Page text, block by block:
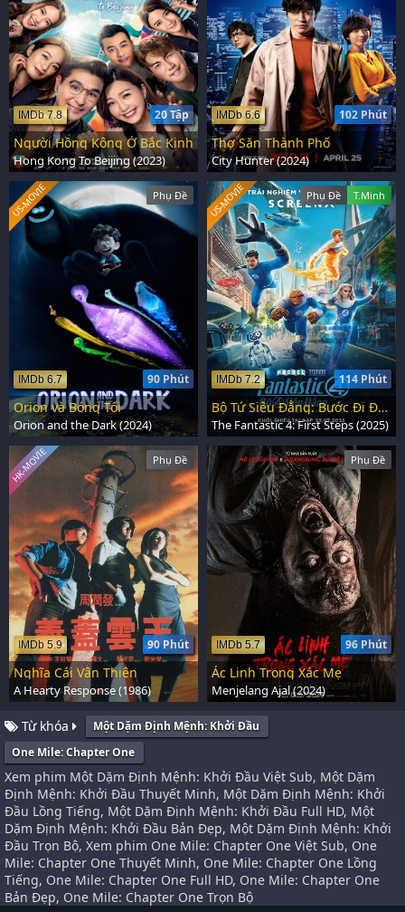
20 Tập
IMDb 7.8
Người Hồng Kông Ở Bắc Kinh
Hong Kong To Beijing (2023)
102 Phút
IMDb 6.6
Thợ Săn Thành Phố
City Hunter (2024)
Phụ Đề
90 Phút
IMDb 6.7
US-MOVIE
Orion và Bóng Tối
Orion and the Dark (2024)
Phụ Đề T.Minh
114 Phút
IMDb 7.2
US-MOVIE
Bộ Tứ Siêu Đẳng: Bước Đi Đầu Tiên
The Fantastic 4: First Steps (2025)
Phụ Đề
90 Phút
IMDb 5.9
HK-MOVIE
Nghĩa Cái Vân Thiên
A Hearty Response (1986)
Phụ Đề
96 Phút
IMDb 5.7
Ác Linh Trong Xác Mẹ
Menjelang Ajal (2024)
Từ khóa
Một Dặm Định Mệnh: Khởi Đầu
One Mile: Chapter One
Xem phim Một Dặm Định Mệnh: Khởi Đầu Việt Sub, Một Dặm
Định Mệnh: Khởi Đầu Thuyết Minh, Một Dặm Định Mệnh: Khởi
Đầu Lồng Tiếng, Một Dặm Định Mệnh: Khởi Đầu Full HD, Một
Dặm Định Mệnh: Khởi Đầu Bản Đẹp, Một Dặm Định Mệnh: Khởi
Đầu Trọn Bộ, Xem phim One Mile: Chapter One Việt Sub, One
Mile: Chapter One Thuyết Minh, One Mile: Chapter One Lồng
Tiếng, One Mile: Chapter One Full HD, One Mile: Chapter One
Bản Đẹp, One Mile: Chapter One Trọn Bộ